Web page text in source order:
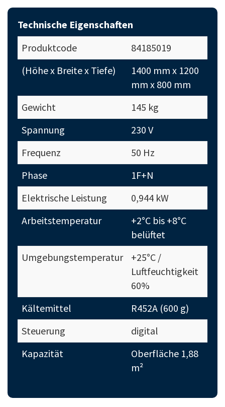
Technische Eigenschaften
Produktcode
84185019
(Höhe x Breite x Tiefe)
1400 mm x 1200
mm x 800 mm
Gewicht
145 kg
Spannung
230 V
Frequenz
50 Hz
Phase
1F+N
Elektrische Leistung
0,944 kW
Arbeitstemperatur
+2°C bis +8°C
belüftet
Umgebungstemperatur
+25°C /
Luftfeuchtigkeit
60%
Kältemittel
R452A (600 g)
Steuerung
digital
Kapazität
Oberfläche 1,88
m²